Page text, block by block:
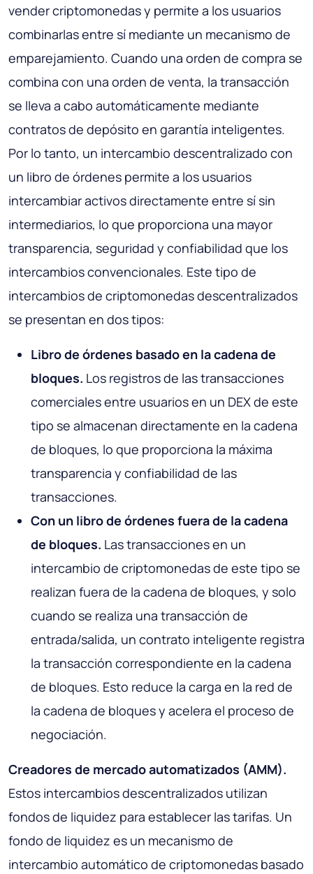
vender criptomonedas y permite a los usuarios
combinarlas entre sí mediante un mecanismo de
emparejamiento. Cuando una orden de compra se
combina con una orden de venta, la transacción
se lleva a cabo automáticamente mediante
contratos de depósito en garantía inteligentes.
Por lo tanto, un intercambio descentralizado con
un libro de órdenes permite a los usuarios
intercambiar activos directamente entre sí sin
intermediarios, lo que proporciona una mayor
transparencia, seguridad y confiabilidad que los
intercambios convencionales. Este tipo de
intercambios de criptomonedas descentralizados
se presentan en dos tipos:
Libro de órdenes basado en la cadena de
bloques. Los registros de las transacciones
comerciales entre usuarios en un DEX de este
tipo se almacenan directamente en la cadena
de bloques, lo que proporciona la máxima
transparencia y confiabilidad de las
transacciones.
Con un libro de órdenes fuera de la cadena
de bloques. Las transacciones en un
intercambio de criptomonedas de este tipo se
realizan fuera de la cadena de bloques, y solo
cuando se realiza una transacción de
entrada/salida, un contrato inteligente registra
la transacción correspondiente en la cadena
de bloques. Esto reduce la carga en la red de
la cadena de bloques y acelera el proceso de
negociación.
Creadores de mercado automatizados (AMM).
Estos intercambios descentralizados utilizan
fondos de liquidez para establecer las tarifas. Un
fondo de liquidez es un mecanismo de
intercambio automático de criptomonedas basado